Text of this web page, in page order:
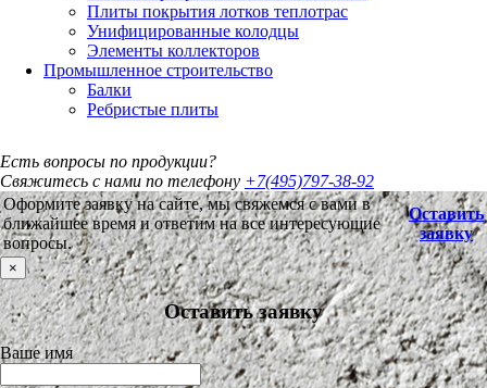
Плиты покрытия лотков теплотрас
Унифицированные колодцы
Элементы коллекторов
Промышленное строительство
Балки
Ребристые плиты
Есть вопросы по продукции?
Свяжитесь с нами по телефону +7(495)797-38-92
Оформите заявку на сайте, мы свяжемся с вами в
ближайшее время и ответим на все интересующие
вопросы.
Оставить
заявку
×
Оставить заявку
Ваше имя